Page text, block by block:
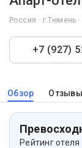
Россия · г.Тюмень
+7 (927)
Обзор Отзывы
Рейтинг отеля